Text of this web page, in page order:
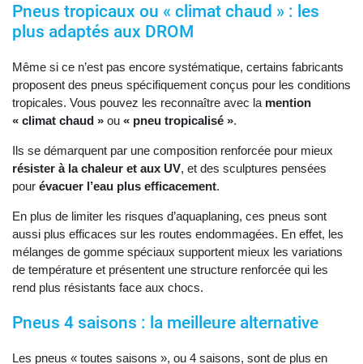
Pneus tropicaux ou « climat chaud » : les
plus adaptés aux DROM
Même si ce n’est pas encore systématique, certains fabricants
proposent des pneus spécifiquement conçus pour les conditions
tropicales. Vous pouvez les reconnaître avec la mention
« climat chaud » ou « pneu tropicalisé ».
Ils se démarquent par une composition renforcée pour mieux
résister à la chaleur et aux UV, et des sculptures pensées
pour évacuer l’eau plus efficacement.
En plus de limiter les risques d’aquaplaning, ces pneus sont
aussi plus efficaces sur les routes endommagées. En effet, les
mélanges de gomme spéciaux supportent mieux les variations
de température et présentent une structure renforcée qui les
rend plus résistants face aux chocs.
Pneus 4 saisons : la meilleure alternative
Les pneus « toutes saisons », ou 4 saisons, sont de plus en